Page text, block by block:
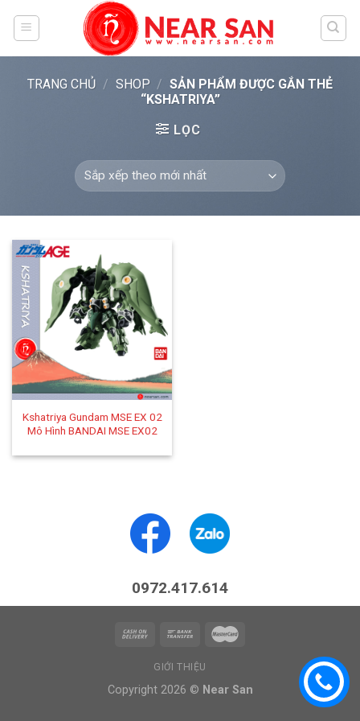
TRANG CHỦ / SHOP / SẢN PHẨM ĐƯỢC GẮN THẺ
“KSHATRIYA”
LỌC
Kshatriya Gundam MSE EX 02
Mô Hình BANDAI MSE EX02
0972.417.614
GIỚI THIỆU
Copyright 2026 © Near San